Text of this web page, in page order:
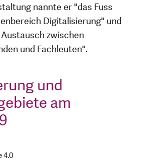
nannte er "das Fuss
Digitalisierung" und
zwischen
und Fachleuten".
und
am
4.0